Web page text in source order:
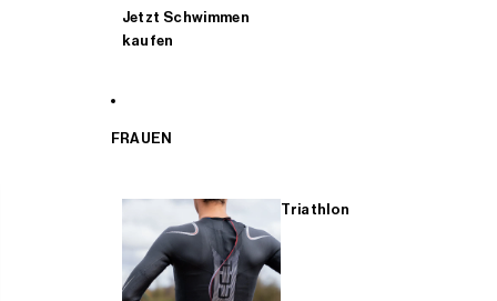
Jetzt Schwimmen
kaufen
FRAUEN
Triathlon